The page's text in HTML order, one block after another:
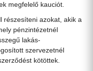
megfelelő kauciót.
részesíteni azokat, akik a
pénzintézetnél
lakás-
szervezetnél
kötöttek.